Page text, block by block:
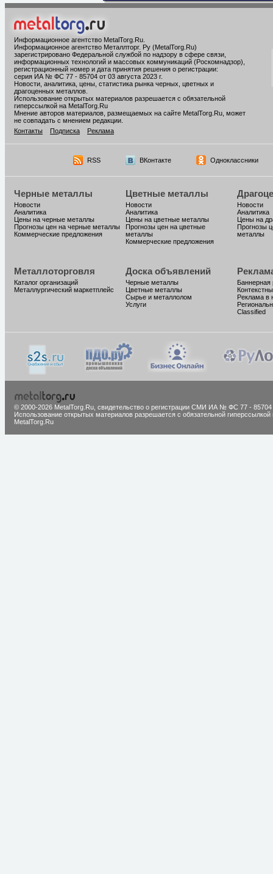
Информационное агентство MetalTorg.Ru
Информационное агентство Металлторг. Ру (MetalTorg.Ru)
зарегистрировано Федеральной службой по надзору в сфере связи,
информационных технологий и массовых коммуникаций (Роскомнадзор),
регистрационный номер и дата принятия решения о регистрации:
серия ИА № ФС 77 - 85704 от 03 августа 2023 г.
Новости, аналитика, цены, статистика рынка черных, цветных и
драгоценных металлов.
Использование открытых материалов разрешается с обязательной
гиперссылкой на MetalTorg.Ru
Мнение авторов материалов, размещаемых на сайте MetalTorg.Ru, может
не совпадать с мнением редакции.
Контакты
Подписка Реклама
RSS ВКонтакте Одноклассники
Черные металлы
Новости
Аналитика
Цены на черные металлы
Прогнозы цен на черные металлы
Коммерческие предложения
Цветные металлы
Новости
Аналитика
Цены на цветные металлы
Прогнозы цен на цветные
металлы
Коммерческие предложения
Новости
Аналитика
Цены на
Прогнозы
металлы
Металлоторговля
Каталог организаций
Металлургический маркетплейс
Доска объявлений
Черные металлы
Цветные металлы
Сырье и металлолом
Услуги
Баннерная
Реклама в
Classified
© 2000-2026 MetalTorg.Ru, cвидетельство о регистрации СМИ ИА № ФС 77 - 85704
Использование открытых материалов разрешается с обязательной гиперссылкой
MetalTorg.Ru